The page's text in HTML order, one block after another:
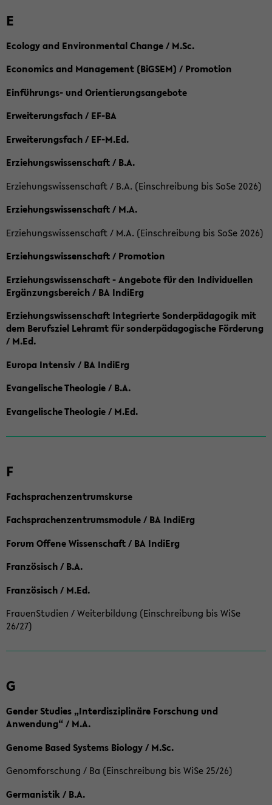
E
Ecology and Environmental Change / M.Sc.
Economics and Management (BiGSEM) / Promotion
Einführungs- und Orientierungsangebote
Erweiterungsfach / EF-BA
Erweiterungsfach / EF-M.Ed.
Erziehungswissenschaft / B.A.
Erziehungswissenschaft / B.A. (Einschreibung bis SoSe 2026)
Erziehungswissenschaft / M.A.
Erziehungswissenschaft / M.A. (Einschreibung bis SoSe 2026)
Erziehungswissenschaft / Promotion
Erziehungswissenschaft - Angebote für den Individuellen
Ergänzungsbereich / BA IndiErg
Erziehungswissenschaft Integrierte Sonderpädagogik mit
dem Berufsziel Lehramt für sonderpädagogische Förderung
/ M.Ed.
Europa Intensiv / BA IndiErg
Evangelische Theologie / B.A.
Evangelische Theologie / M.Ed.
F
Fachsprachenzentrumskurse
Fachsprachenzentrumsmodule / BA IndiErg
Forum Offene Wissenschaft / BA IndiErg
Französisch / B.A.
Französisch / M.Ed.
FrauenStudien / Weiterbildung (Einschreibung bis WiSe
26/27)
G
Gender Studies „Interdisziplinäre Forschung und
Anwendung“ / M.A.
Genome Based Systems Biology / M.Sc.
Genomforschung / Ba (Einschreibung bis WiSe 25/26)
Germanistik / B.A.